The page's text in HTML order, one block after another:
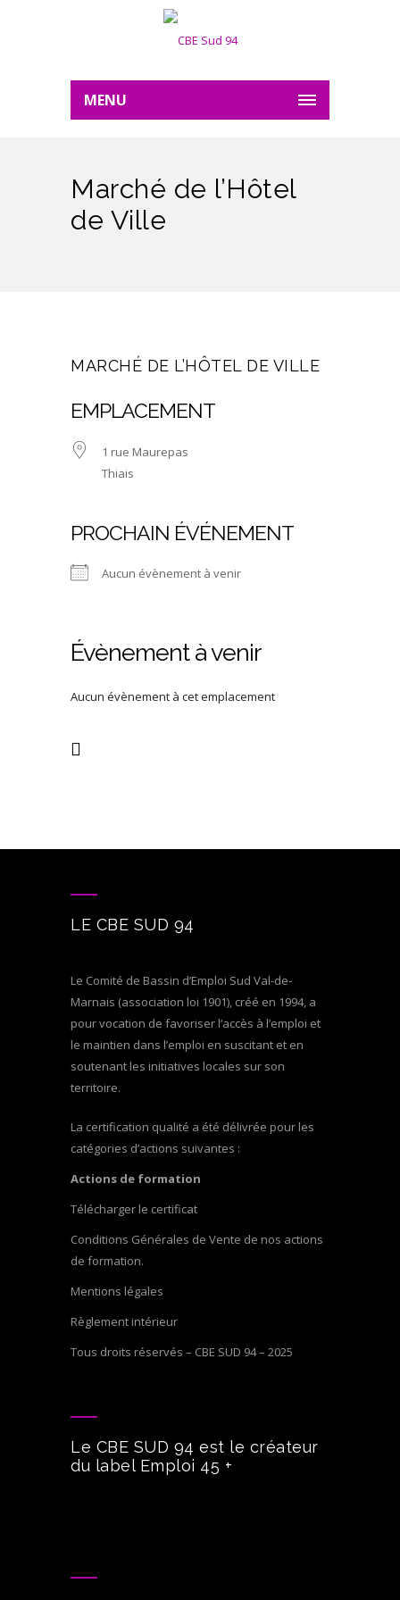
MENU
Marché de l’Hôtel
de Ville
MARCHÉ DE L’HÔTEL DE VILLE
EMPLACEMENT
1 rue Maurepas
Thiais
PROCHAIN ÉVÉNEMENT
Aucun évènement à venir
Évènement à venir
Aucun évènement à cet emplacement
LE CBE SUD 94
Le Comité de Bassin d’Emploi Sud Val-de-
Marnais (association loi 1901), créé en 1994, a
pour vocation de favoriser l’accès à l’emploi et
le maintien dans l’emploi en suscitant et en
soutenant les initiatives locales sur son
territoire.
La certification qualité a été délivrée pour les
catégories d’actions suivantes :
Actions de formation
Télécharger le certificat
Conditions Générales de Vente de nos actions
de formation.
Mentions légales
Règlement intérieur
Tous droits réservés – CBE SUD 94 – 2025
Le CBE SUD 94 est le créateur
du label Emploi 45 +